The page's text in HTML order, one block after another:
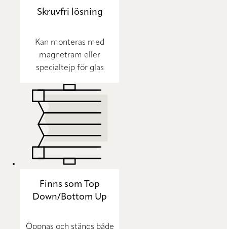
Skruvfri lösning
Kan monteras med
magnetram eller
specialtejp för glas
Finns som Top
Down/Bottom Up
Öppnas och stängs både